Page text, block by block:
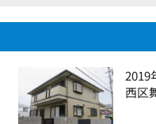
西区